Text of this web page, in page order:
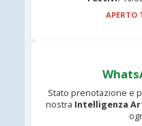
APERTO
Stato prenotazione e
nostra Intelligenza